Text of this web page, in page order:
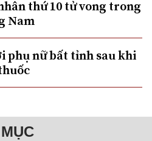
thứ 10 tử vong trong
Nam
phụ nữ bất tỉnh sau khi